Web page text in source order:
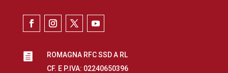

ROMAGNA RFC SSD A RL
CF. E P.IVA: 02240650396